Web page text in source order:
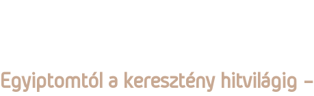
Egyiptomtól a keresztény hitvilágig –